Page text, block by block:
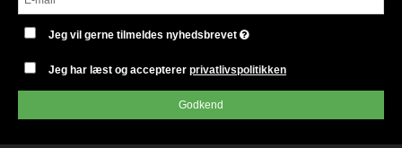
Jeg vil gerne tilmeldes nyhedsbrevet
Jeg har læst og acceptererprivatlivspolitikken
Godkend